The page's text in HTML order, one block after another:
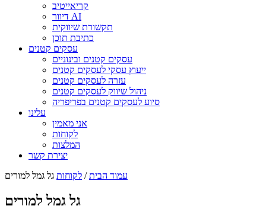
קריאייטיב
דיוור AI
תקשורת שיווקית
כתיבת תוכן
עסקים קטנים
עסקים קטנים ובינוניים
ייעוץ עסקי לעסקים קטנים
עזרה לעסקים קטנים
ניהול שיווק לעסקים קטנים
סיוע לעסקים קטנים בפריפריה
עלינו
אני מאמין
לקוחות
המלצות
יצירת קשר
עמוד הבית/ לקוחות גל גמל למורים
גל גמל למורים